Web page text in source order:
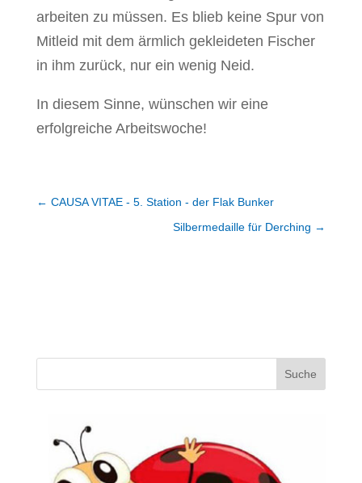
arbeiten zu müssen. Es blieb keine Spur von
Mitleid mit dem ärmlich gekleideten Fischer
in ihm zurück, nur ein wenig Neid.
In diesem Sinne, wünschen wir eine
erfolgreiche Arbeitswoche!
← CAUSA VITAE - 5. Station - der Flak Bunker
Silbermedaille für Derching →